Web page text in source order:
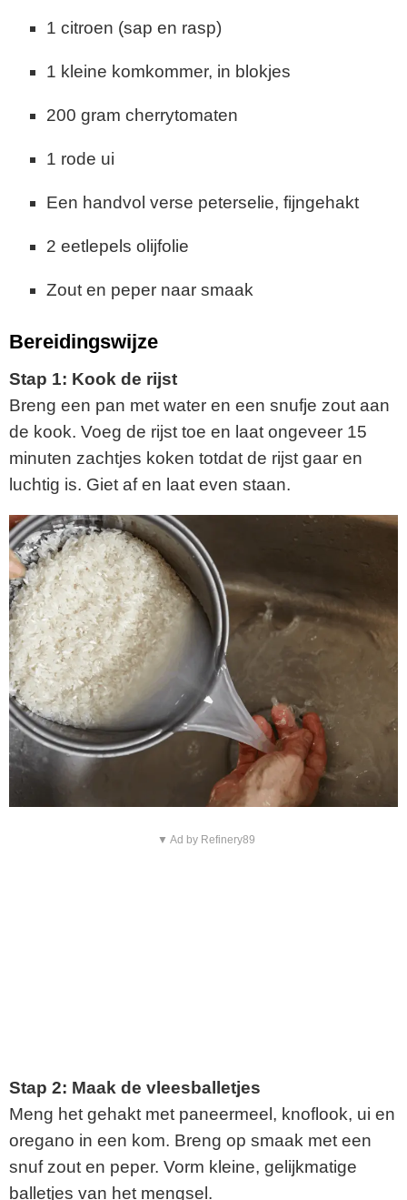
1 citroen (sap en rasp)
1 kleine komkommer, in blokjes
200 gram cherrytomaten
1 rode ui
Een handvol verse peterselie, fijngehakt
2 eetlepels olijfolie
Zout en peper naar smaak
Bereidingswijze
Stap 1: Kook de rijst
Breng een pan met water en een snufje zout aan
de kook. Voeg de rijst toe en laat ongeveer 15
minuten zachtjes koken totdat de rijst gaar en
luchtig is. Giet af en laat even staan.
▼ Ad by Refinery89
Stap 2: Maak de vleesballetjes
Meng het gehakt met paneermeel, knoflook, ui en
oregano in een kom. Breng op smaak met een
snuf zout en peper. Vorm kleine, gelijkmatige
balletjes van het mengsel.